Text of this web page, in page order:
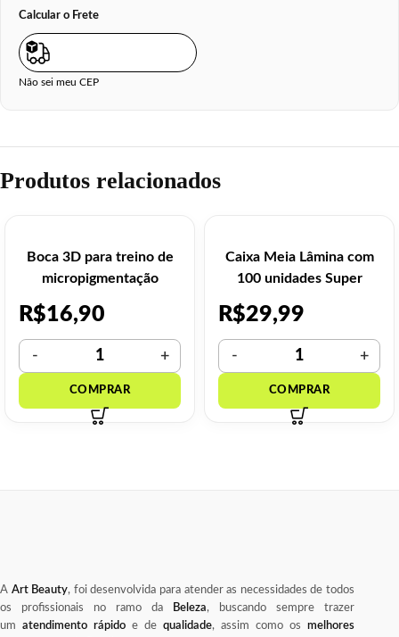
Calcular o Frete
Não sei meu CEP
Produtos relacionados
Boca 3D para treino de
micropigmentação
R$16,90
Caixa Meia Lâmina com
100 unidades Super
R$29,99
A Art Beauty, foi desenvolvida para atender as necessidades de todos
os profissionais no ramo da
Beleza, buscando sempre trazer
um atendimento rápido e de qualidade, assim como os melhores